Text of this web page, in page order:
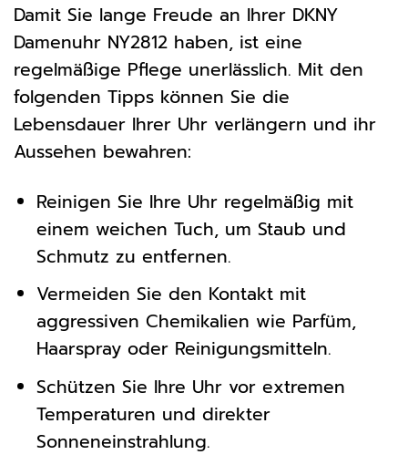
Damit Sie lange Freude an Ihrer DKNY
Damenuhr NY2812 haben, ist eine
regelmäßige Pflege unerlässlich. Mit den
folgenden Tipps können Sie die
Lebensdauer Ihrer Uhr verlängern und ihr
Aussehen bewahren:
Reinigen Sie Ihre Uhr regelmäßig mit
einem weichen Tuch, um Staub und
Schmutz zu entfernen.
Vermeiden Sie den Kontakt mit
aggressiven Chemikalien wie Parfüm,
Haarspray oder Reinigungsmitteln.
Schützen Sie Ihre Uhr vor extremen
Temperaturen und direkter
Sonneneinstrahlung.